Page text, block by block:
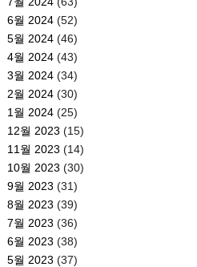
6월 2024(52)
5월 2024(46)
4월 2024(43)
3월 2024(34)
2월 2024(30)
1월 2024(25)
12월 2023 (15)
11월 2023 (14)
10월 2023 (30)
9월 2023 (31)
8월 2023 (39)
7월 2023 (36)
6월 2023 (38)
5월 2023 (37)